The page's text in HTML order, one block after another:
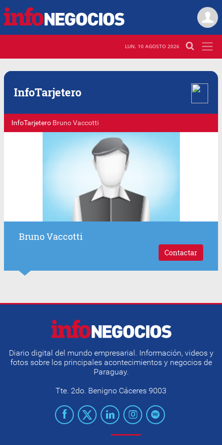
LUN. 10 AGOSTO 2026
InfoTarjetero
InfoTarjetero Bruno Vaccotti
Bruno Vaccotti
Contactar
Diario digital del mundo empresarial. Información, videos y
fotos sobre los principales acontecimientos y negocios de
Paraguay.
Tte. 2do. Benigno Cáceres 9003